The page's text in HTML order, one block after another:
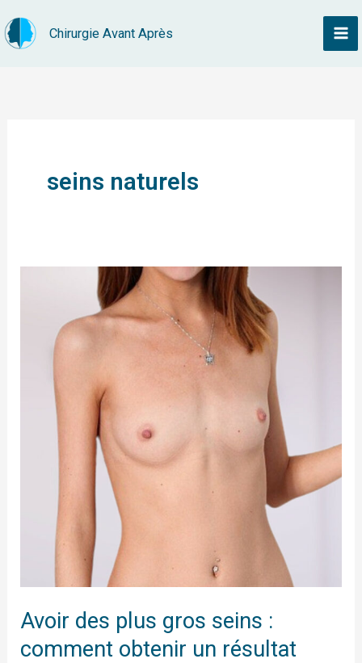
au
Chirurgie Avant Après
seins naturels
Avoir des plus gros seins :
comment obtenir un résultat
comment
obtenir
naturel